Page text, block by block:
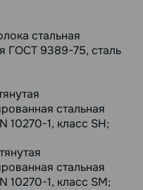
стальная
ГОСТ 9389-75, сталь
стальная
10270-1, класс SH;
стальная
10270-1, класс SM;